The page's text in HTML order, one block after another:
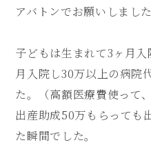
アバトンでお願いしました
子どもは生まれて3ヶ月
月入院し30万以上の病院
た。（高額医療費使って
出産助成50万もらっても
た瞬間でした。